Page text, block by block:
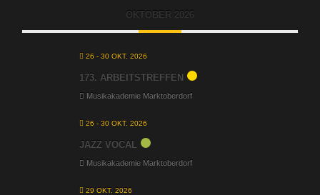
OKTOBER 2026
26 - 30 OKT. 2026
173. ARBEITSTREFFEN
Musikakademie Marktoberdorf
26 - 30 OKT. 2026
JAZZ VOCAL
Musikakademie Marktoberdorf
29 OKT. 2026